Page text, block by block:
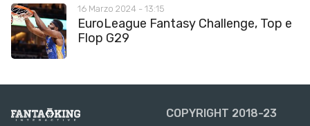
16 Marzo 2024 - 13:15
EuroLeague Fantasy Challenge, Top e
Flop G29
COPYRIGHT 2018-23